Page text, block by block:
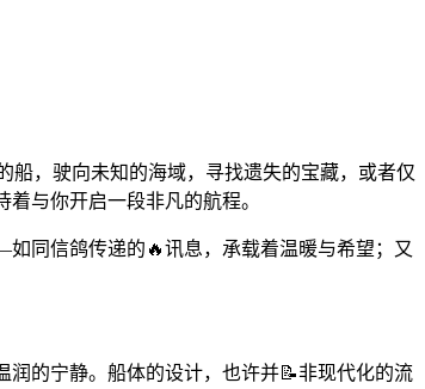
船，驶向未知的海域，寻找遗失的宝藏，或者仅
与你开启一段非凡的航程。
同信鸽传递的🔥讯息，承载着温暖与希望；又
润的宁静。船体的设计，也许并📝非现代化的流